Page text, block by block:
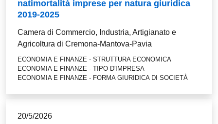
natimortalità imprese per natura giuridica
2019-2025
Camera di Commercio, Industria, Artigianato e
Agricoltura di Cremona-Mantova-Pavia
ECONOMIA E FINANZE - STRUTTURA ECONOMICA
ECONOMIA E FINANZE - TIPO D'IMPRESA
ECONOMIA E FINANZE - FORMA GIURIDICA DI SOCIETÀ
20/5/2026